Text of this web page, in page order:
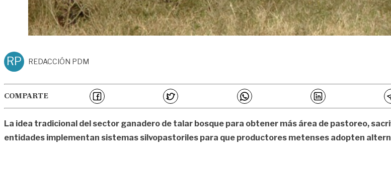
RP REDACCIÓN PDM
COMPARTE
La idea tradicional del sector ganadero de talar bosque para obtener más área de pastoreo,
entidades implementan sistemas silvopastoriles para que productores metenses adopten